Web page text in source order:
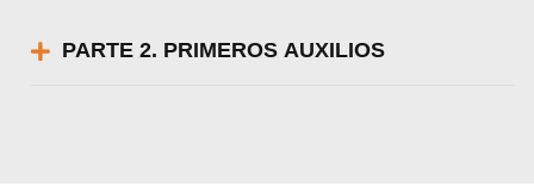
PARTE 2. PRIMEROS AUXILIOS